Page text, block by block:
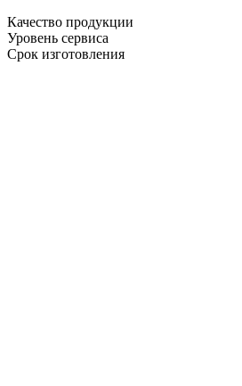
Качество продукции
Уровень сервиса
Срок изготовления